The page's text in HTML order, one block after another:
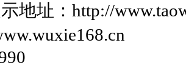
地址：http://